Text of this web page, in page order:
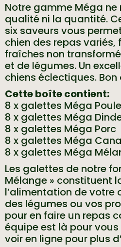
Notre gamme Méga ne
qualité ni la quantité.
six saveurs vous
chien des repas
fraîches non
et de légumes. Un
chiens éclectiques.
Cette boîte contient:
8 x galettes Méga
8 x galettes Méga
8 x galettes Méga Porc
8 x galettes Méga
8 x galettes Méga
Les galettes de notre
Mélange » constituent
l’alimentation de votre
des légumes ou vos
pour en faire un repas
équipe est là pour vous
voir en ligne pour plus